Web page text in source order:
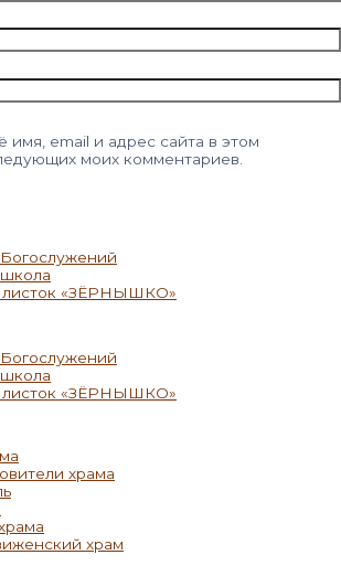
имя, email и адрес сайта в этом
моих комментариев.
листок «ЗЁРНЫШКО»
листок «ЗЁРНЫШКО»
храма
храм